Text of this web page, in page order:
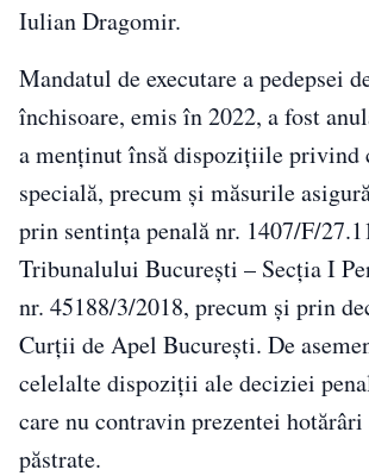
Iulian Dragomir.
Mandatul de executare a pedepsei
închisoare, emis în 2022, a fost
a menținut însă dispozițiile privind
specială, precum și măsurile
prin sentința penală nr. 1407/F/
Tribunalului București – Secția I
nr. 45188/3/2018, precum și prin
Curții de Apel București. De
celelalte dispoziții ale deciziei
care nu contravin prezentei hotărâri
păstrate.